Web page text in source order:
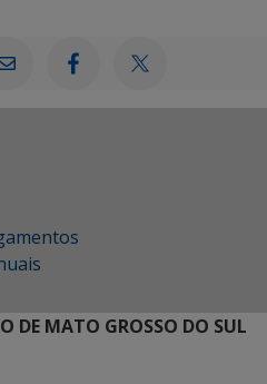
DE MATO GROSSO DO SUL